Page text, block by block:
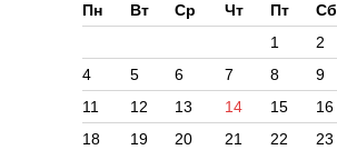
Пн
Вт Ср Чт Пт Сб
1 2
4
5 6 7 8 9
11
12 13 14 15 16
18
19 20 21 22 23